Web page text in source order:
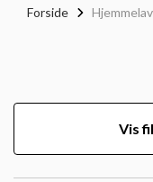
Forside
Vis